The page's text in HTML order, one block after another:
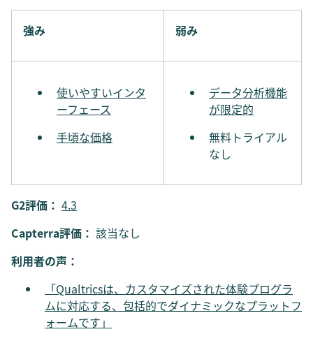
強み 弱み
使いやすいインタ
ーフェース
手頃な価格
データ分析機能
が限定的
無料トライアル
なし
G2評価： 4.3
Capterra評価： 該当なし
利用者の声：
「Qualtricsは、カスタマイズされた体験プログラ
ムに対応する、包括的でダイナミックなプラットフ
ォームです」